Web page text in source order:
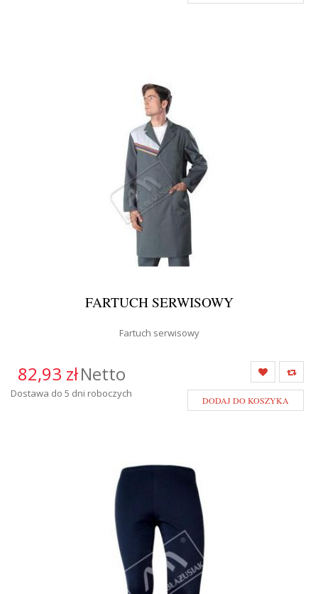
FARTUCH SERWISOWY
Fartuch serwisowy
82,93 złNetto
Dostawa do 5 dni roboczych
DODAJ DO KOSZYKA